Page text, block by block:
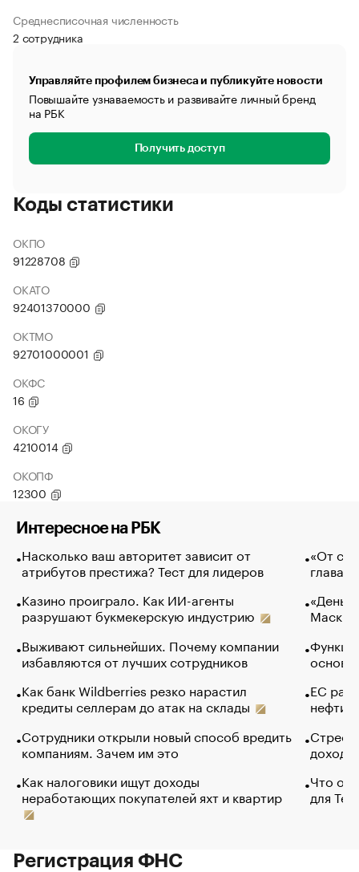
Среднесписочная численность
2 сотрудника
Управляйте профилем бизнеса и публикуйте новости
Повышайте узнаваемость и развивайте личный бренд
на РБК
Получить доступ
Коды статистики
ОКПО
91228708
ОКАТО
92401370000
ОКТМО
92701000001
ОКФС
16
ОКОГУ
4210014
ОКОПФ
12300
Интересное на РБК
Насколько ваш авторитет зависит от
атрибутов престижа? Тест для лидеров
Казино проиграло. Как ИИ-агенты
разрушают букмекерскую индустрию
Выживают сильнейших. Почему компании
избавляются от лучших сотрудников
Как банк Wildberries резко нарастил
кредиты селлерам до атак на склады
Сотрудники открыли новый способ вредить
компаниям. Зачем им это
Как налоговики ищут доходы
неработающих покупателей яхт и квартир
«От
глава
Маск в
основ
ЕС
нефти
Что
для
Регистрация ФНС